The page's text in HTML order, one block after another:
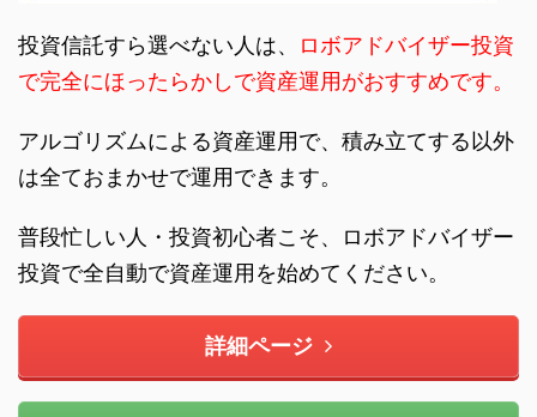
投資信託すら選べない人は、
ロボアドバイザー投資
で完全にほったらかしで資産運用がおすすめです。
アルゴリズムによる資産運用で、積み立てする以外
は全ておまかせで運用できます。
普段忙しい人・投資初心者こそ、ロボアドバイザー
投資で全自動で資産運用を始めてください。
詳細ページ